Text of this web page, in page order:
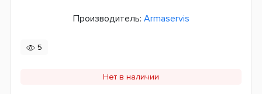
Производитель: Armaservis
5
Нет в наличии